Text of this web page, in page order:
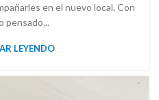
en el nuevo local. Con
pensado...
LEYENDO